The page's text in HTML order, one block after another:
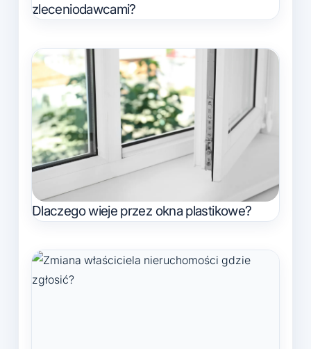
zleceniodawcami?
Dlaczego wieje przez okna plastikowe?